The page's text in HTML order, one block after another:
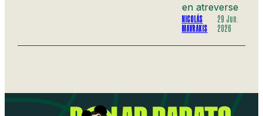
en atreverse
NICOLÁS
MAVRAKIS
29 Jun.
2026